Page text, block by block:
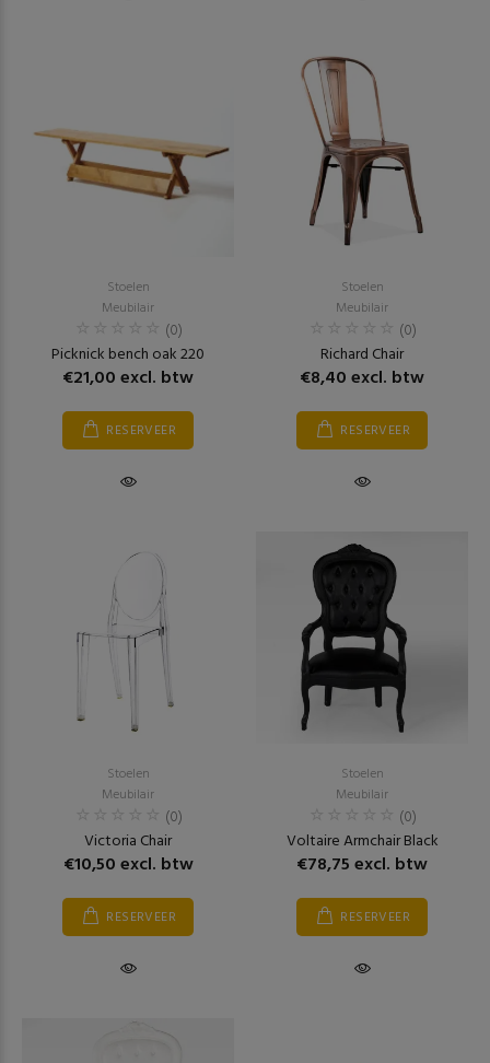
Stoelen
Meubilair
(0)
Picknick bench oak 220
€21,00 excl. btw
RESERVEER
Stoelen
Meubilair
(0)
Richard Chair
€8,40 excl. btw
RESERVEER
Stoelen
Meubilair
(0)
Victoria Chair
€10,50 excl. btw
RESERVEER
Stoelen
Meubilair
(0)
Voltaire Armchair Black
€78,75 excl. btw
RESERVEER